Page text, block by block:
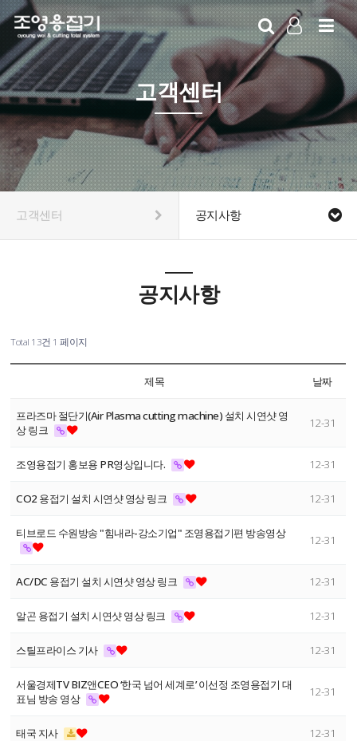
LOG IN
SIGN UP
고객센터
고객센터 공지사항
공지사항
Total 13건 1 페이지
제목 날짜
프라즈마 절단기(Air Plasma cutting machine) 설치 시연샷 영
상 링크
12-31
조영용접기 홍보용 PR영상입니다. 12-31
CO2 용접기 설치 시연샷 영상 링크 12-31
티브로드 수원방송 "힘내라-강소기업" 조영용접기편 방송영상 12-31
AC/DC 용접기 설치 시연샷 영상 링크 12-31
알곤 용접기 설치 시연샷 영상 링크 12-31
스틸프라이스 기사 12-31
서울경제TV BIZ앤CEO ‘한국 넘어 세계로’ 이선정 조영용접기 대
표님 방송 영상
12-31
태국 지사 12-31